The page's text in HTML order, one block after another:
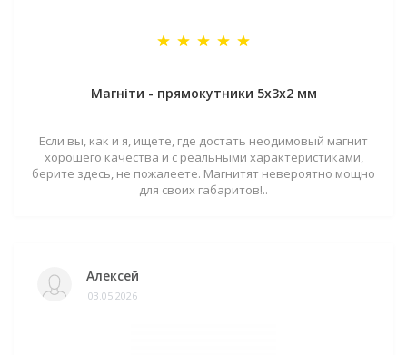
Магніти - прямокутники 5x3x2 мм
Если вы, как и я, ищете, где достать неодимовый магнит
хорошего качества и с реальными характеристиками,
берите здесь, не пожалеете. Магнитят невероятно мощно
для своих габаритов!..
Алексей
03.05.2026